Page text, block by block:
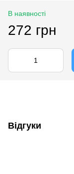
В наявності
272 грн
Відгуки